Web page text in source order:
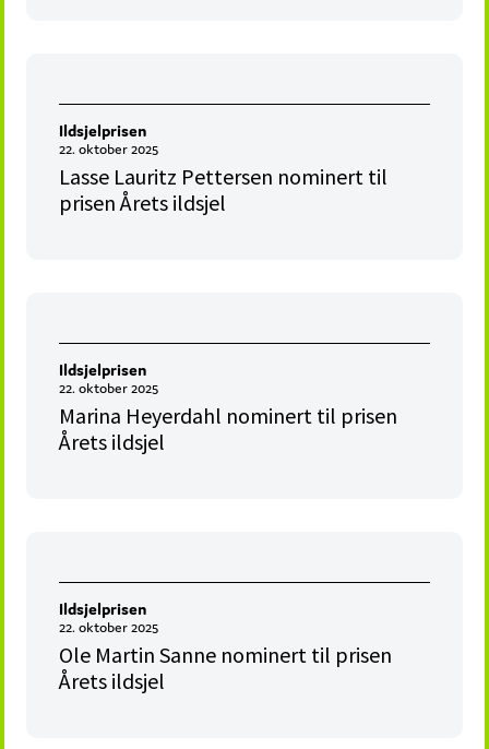
Ildsjelprisen
22. oktober 2025
Lasse Lauritz Pettersen nominert til
prisen Årets ildsjel
Ildsjelprisen
22. oktober 2025
Marina Heyerdahl nominert til prisen
Årets ildsjel
Ildsjelprisen
22. oktober 2025
Ole Martin Sanne nominert til prisen
Årets ildsjel